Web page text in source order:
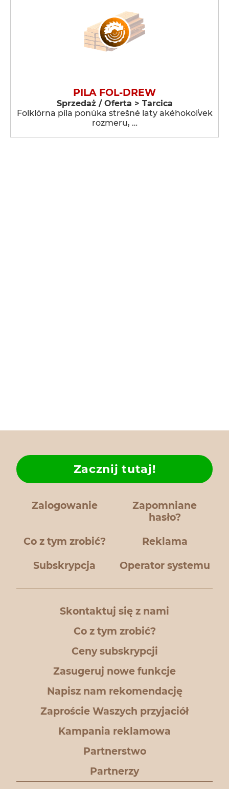
PILA FOL-DREW
Sprzedaż / Oferta > Tarcica
Folklórna píla ponúka strešné laty akéhokoľvek
rozmeru, …
Zalogowanie
Zapomniane
hasło?
Co z tym zrobić?
Zacznij tutaj!
Reklama
Subskrypcja Operator systemu
Skontaktuj się z nami
Co z tym zrobić?
Ceny subskrypcji
Zasugeruj nowe funkcje
Napisz nam rekomendację
Zaproście Waszych przyjaciół
Kampania reklamowa
Partnerstwo
Partnerzy